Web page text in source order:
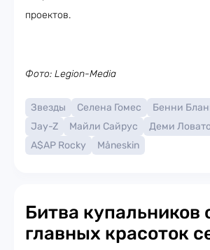
проектов.
Фото: Legion-Media
Звезды Селена Гомес Бенни
Jay-Z
Майли Сайрус Деми
A$AP Rocky
Måneskin
Битва купальников
главных красоток